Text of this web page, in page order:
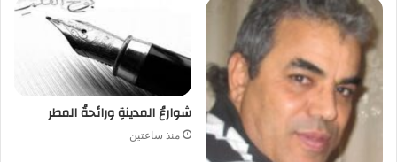
شوارعُ المدينةِ ورائحةُ المطر
منذ ساعتين